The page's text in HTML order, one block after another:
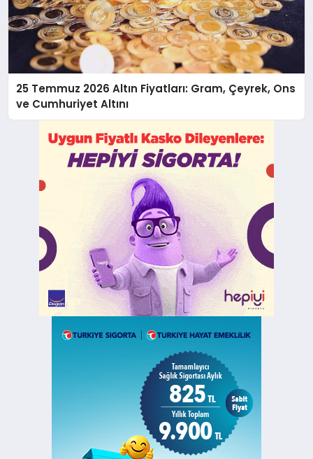
25 Temmuz 2026 Altın Fiyatları: Gram, Çeyrek, Ons
ve Cumhuriyet Altını